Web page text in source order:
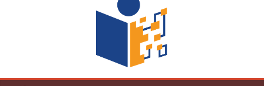
Магията на Андерсен оживя в ОУ
„Любен Каравелов“